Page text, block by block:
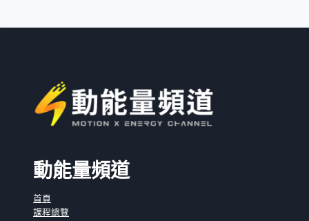
動能量頻道
首頁
課程總覽